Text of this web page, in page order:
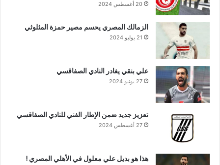
20 أغسطس 2024
الزمالك المصري يحسم مصير حمزة المثلوثي
21 يوليو 2024
علي بنقي يغادر النادي الصفاقسي
27 يونيو 2024
تعزيز جديد ضمن الإطار الفني للنادي الصفاقسي
27 أغسطس 2024
هذا هو بديل علي معلول في الأهلي المصري !